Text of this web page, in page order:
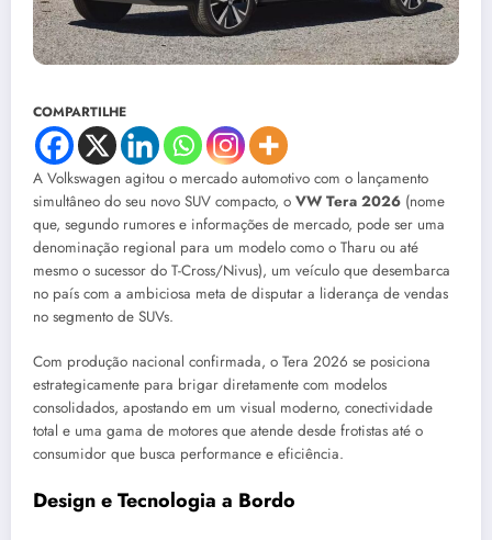
COMPARTILHE
A Volkswagen agitou o mercado automotivo com o lançamento
simultâneo do seu novo SUV compacto, o VW Tera 2026 (nome
que, segundo rumores e informações de mercado, pode ser uma
denominação regional para um modelo como o Tharu ou até
mesmo o sucessor do T-Cross/Nivus), um veículo que desembarca
no país com a ambiciosa meta de disputar a liderança de vendas
no segmento de SUVs.
Com produção nacional confirmada, o Tera 2026 se posiciona
estrategicamente para brigar diretamente com modelos
consolidados, apostando em um visual moderno, conectividade
total e uma gama de motores que atende desde frotistas até o
consumidor que busca performance e eficiência.
Design e Tecnologia a Bordo